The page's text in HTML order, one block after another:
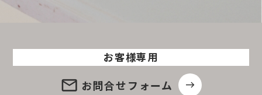
お客様専用
email お問合せフォーム east